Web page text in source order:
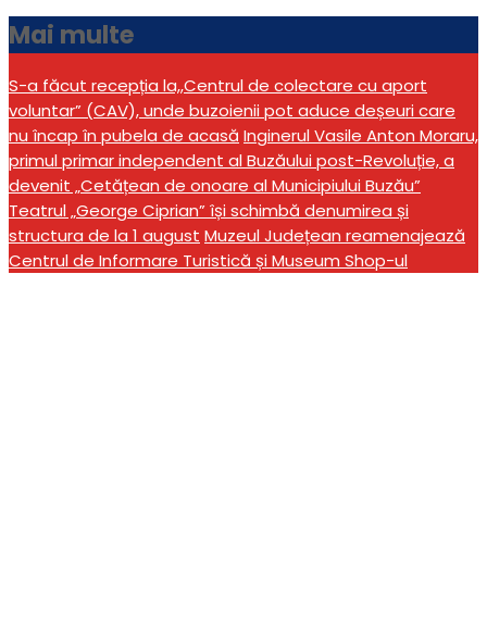
Mai multe
S-a făcut recepția la,,Centrul de colectare cu aport
voluntar” (CAV), unde buzoienii pot aduce deșeuri care
nu încap în pubela de acasă Inginerul Vasile Anton Moraru,
primul primar independent al Buzăului post-Revoluție, a
devenit „Cetățean de onoare al Municipiului Buzău”
Teatrul „George Ciprian” își schimbă denumirea și
structura de la 1 august Muzeul Județean reamenajează
Centrul de Informare Turistică și Museum Shop-ul